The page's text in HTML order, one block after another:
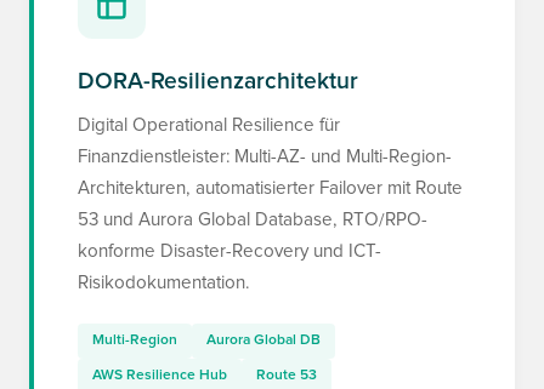
DORA-Resilienzarchitektur
Digital Operational Resilience für
Finanzdienstleister: Multi-AZ- und Multi-Region-
Architekturen, automatisierter Failover mit Route
53 und Aurora Global Database, RTO/RPO-
konforme Disaster-Recovery und ICT-
Risikodokumentation.
Multi-Region Aurora Global DB
AWS Resilience Hub Route 53